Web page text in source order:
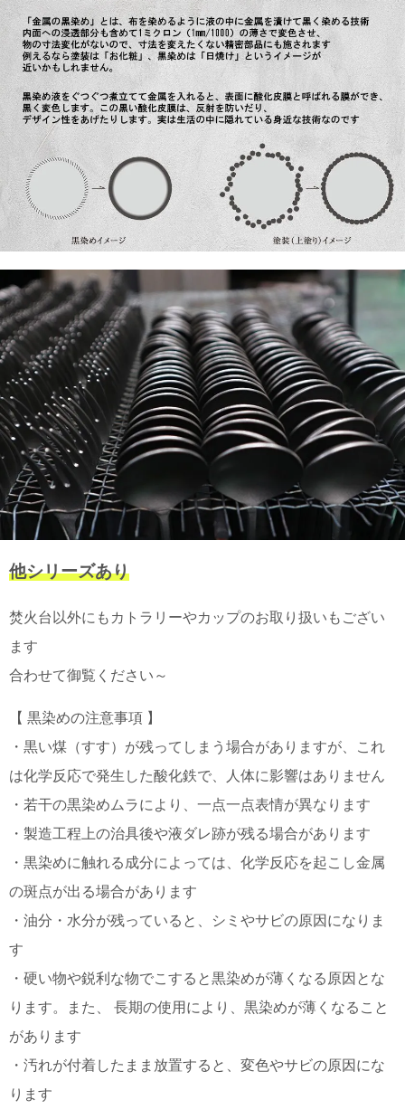
他シリーズあり
焚火台以外にもカトラリーやカップのお取り扱いもござい
ます
合わせて御覧ください～
【 黒染めの注意事項 】
・黒い煤（すす）が残ってしまう場合がありますが、これ
は化学反応で発生した酸化鉄で、人体に影響はありません
・若干の黒染めムラにより、一点一点表情が異なります
・製造工程上の治具後や液ダレ跡が残る場合があります
・黒染めに触れる成分によっては、化学反応を起こし金属
の斑点が出る場合があります
・油分・水分が残っていると、シミやサビの原因になりま
す
・硬い物や鋭利な物でこすると黒染めが薄くなる原因とな
ります。また、 長期の使用により、黒染めが薄くなること
があります
・汚れが付着したまま放置すると、変色やサビの原因にな
ります